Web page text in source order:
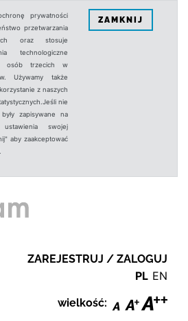
prywatności
przetwarzania
oraz stosuje
technologiczne
osób trzecich w
Używamy także
z naszych
nie
zapisywane na
swojej
aby zaakceptować
ZAMKNIJ
ZAREJESTRUJ / ZALOGUJ
PL EN
wielkość: